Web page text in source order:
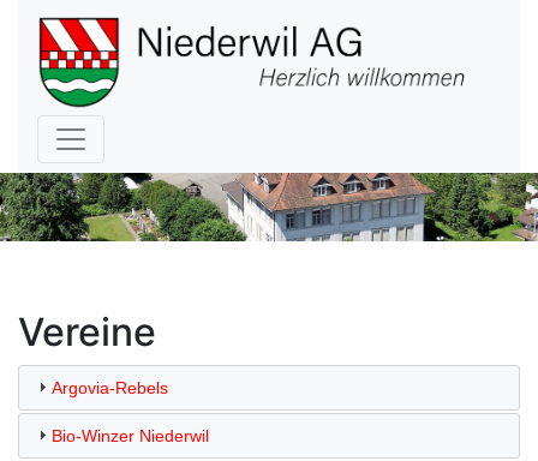
Hauptnavigation
Vereine
Argovia-Rebels
Bio-Winzer Niederwil